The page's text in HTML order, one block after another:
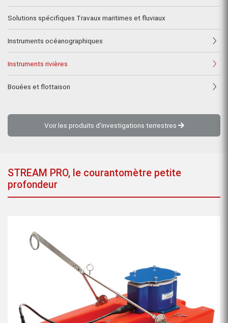
Solutions spécifiques Travaux maritimes et fluviaux
Instruments océanographiques
Instruments rivières
Bouées et flottaison
Voir les produits d'investigations terrestres
STREAM PRO, le courantomètre petite
profondeur